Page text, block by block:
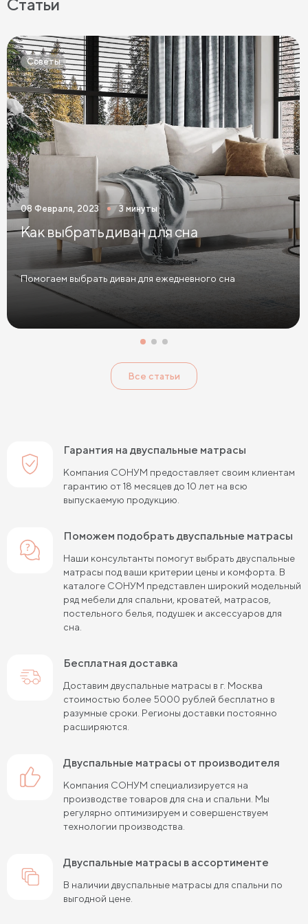
Тонкие матрасы Матрасы с независимыми пружинами
Матрасы из латекса Кокосовые матрасы
Матрасы из латекса и кокоса
Матрасы с эффектом памяти Высокие матрасы
Матрасы с 5 зонами жесткости
Матрасы с 7 зонами жесткости
Односпальные матрасы Двуспальные матрасы
Матрасы для кроватей
Матрасы для кроватей трансформеров
Тонкие мягкие матрасы Тонкие жесткие матрасы
Односпальные пружинные матрасы
Пружинные матрасы 120 см
Пружинные матрасы 140 см
Пружинные матрасы 180 см
Пружинные матрасы 80х190 см
Пружинные матрасы 90х200 см
Пружинные матрасы 120х200 см
Матрасы средней жесткости 160х200
Пружинные матрасы 160х200 см
Пружинные матрасы 200х200 см
Матрасы средней жесткости 200 на 200
Пружинные матрасы средней жесткости
Жесткие матрасы шириной 160 см
Матрасы средней жесткости 140х200
Советы
08 Февраля, 2023 3 минуты
Как выбрать диван для сна
Помогаем выбрать диван для ежедневного сна
Все статьи
Гарантия на двуспальные матрасы
Компания СОНУМ предоставляет своим клиентам
гарантию от 18 месяцев до 10 лет на всю
выпускаемую продукцию.
Поможем подобрать двуспальные матрасы
Наши консультанты помогут выбрать двуспальные
матрасы под ваши критерии цены и комфорта. В
каталоге СОНУМ представлен широкий модельный
ряд мебели для спальни, кроватей, матрасов,
постельного белья, подушек и аксессуаров для
сна.
Бесплатная доставка
Доставим двуспальные матрасы в г. Москва
стоимостью более 5000 рублей бесплатно в
разумные сроки. Регионы доставки постоянно
расширяются.
двуспальные матрасы от производителя
Компания СОНУМ специализируется на
производстве товаров для сна и спальни. Мы
регулярно оптимизируем и совершенствуем
технологии производства.
двуспальные матрасы в ассортименте
В наличии двуспальные матрасы для спальни по
выгодной цене.